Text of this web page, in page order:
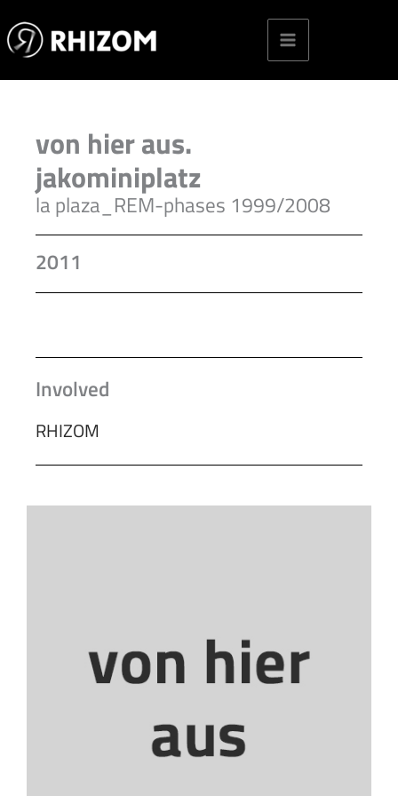
to
content
von hier aus.
jakominiplatz
la plaza_REM-phases 1999/2008
2011
Involved
RHIZOM